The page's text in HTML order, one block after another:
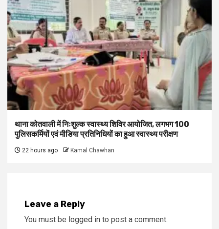
थाना कोतवाली में निःशुल्क स्वास्थ्य शिविर आयोजित, लगभग 100
पुलिसकर्मियों एवं मीडिया प्रतिनिधियों का हुआ स्वास्थ्य परीक्षण
22 hours ago Kamal Chawhan
Leave a Reply
You must be logged in to post a comment.